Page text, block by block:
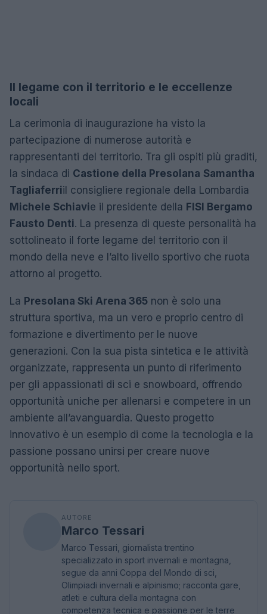
Il legame con il territorio e le eccellenze
locali
La cerimonia di inaugurazione ha visto la
partecipazione di numerose autorità e
rappresentanti del territorio. Tra gli ospiti più graditi,
la sindaca di Castione della Presolana Samantha
Tagliaferriil consigliere regionale della Lombardia
Michele Schiavie il presidente della FISI Bergamo
Fausto Denti. La presenza di queste personalità ha
sottolineato il forte legame del territorio con il
mondo della neve e l’alto livello sportivo che ruota
attorno al progetto.
La Presolana Ski Arena 365 non è solo una
struttura sportiva, ma un vero e proprio centro di
formazione e divertimento per le nuove
generazioni. Con la sua pista sintetica e le attività
organizzate, rappresenta un punto di riferimento
per gli appassionati di sci e snowboard, offrendo
opportunità uniche per allenarsi e competere in un
ambiente all’avanguardia. Questo progetto
innovativo è un esempio di come la tecnologia e la
passione possano unirsi per creare nuove
opportunità nello sport.
AUTORE
Marco Tessari
Marco Tessari, giornalista trentino
specializzato in sport invernali e montagna,
segue da anni Coppa del Mondo di sci,
Olimpiadi invernali e alpinismo; racconta gare,
atleti e cultura della montagna con
competenza tecnica e passione per le terre